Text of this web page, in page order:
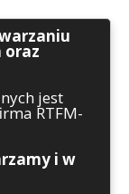
oraz
jest
RTFM-
i w